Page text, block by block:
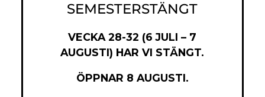
SEMESTERSTÄNGT
VECKA 28-32 (6 JULI – 7
AUGUSTI) HAR VI STÄNGT.
ÖPPNAR 8 AUGUSTI.